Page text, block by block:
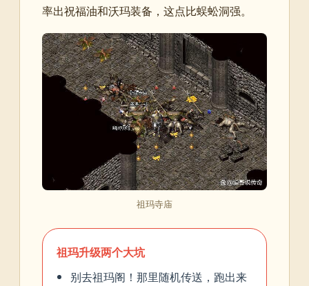
率出祝福油和沃玛装备，这点比蜈蚣洞强。
祖玛寺庙
祖玛升级两个大坑
别去祖玛阁！那里随机传送，跑出来